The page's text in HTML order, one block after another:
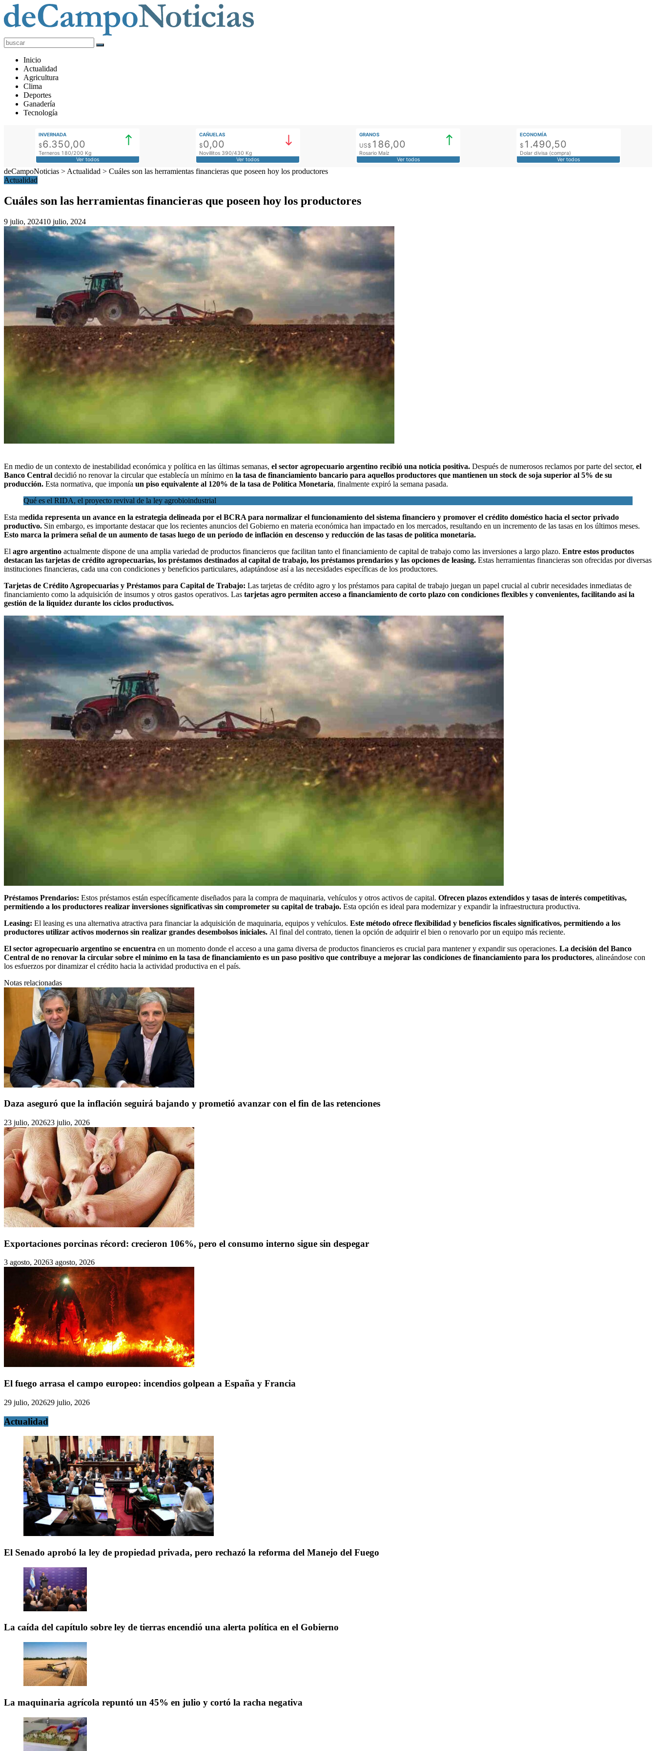
deCampoNoticias
Actualidad
Agropecuaria
Inicio
Actualidad
Agricultura
Clima
Deportes
Ganadería
Tecnología
INVERNADA
$6.350,00
Terneros 180/200 Kg
Ver todos
CAÑUELAS
$0,00
Novillitos 390/430 Kg
Ver todos
GRANOS
US$ 186,00
Rosario Maíz
Ver todos
ECONOMÍA
$ 1.490,50
Dolar divisa (compra)
Ver todos
deCampoNoticias > Actualidad > Cuáles son las herramientas financieras que poseen hoy los productores
Actualidad
Cuáles son las herramientas financieras que poseen hoy los productores
9 julio, 202410 julio, 2024
En medio de un contexto de inestabilidad económica y política en las últimas semanas, el sector agropecuario argentino recibió una noticia positiva. Después de numerosos reclamos por parte del sector, el
Banco Central decidió no renovar la circular que establecía un mínimo en la tasa de financiamiento bancario para aquellos productores que mantienen un stock de soja superior al 5% de su
producción. Esta normativa, que imponía un piso equivalente al 120% de la tasa de Política Monetaria, finalmente expiró la semana pasada.
Qué es el RIDA, el proyecto revival de la ley agrobioindustrial
Esta medida representa un avance en la estrategia delineada por el BCRA para normalizar el funcionamiento del sistema financiero y promover el crédito doméstico hacia el sector privado
productivo. Sin embargo, es importante destacar que los recientes anuncios del Gobierno en materia económica han impactado en los mercados, resultando en un incremento de las tasas en los últimos meses.
Esto marca la primera señal de un aumento de tasas luego de un período de inflación en descenso y reducción de las tasas de política monetaria.
El agro argentino actualmente dispone de una amplia variedad de productos financieros que facilitan tanto el financiamiento de capital de trabajo como las inversiones a largo plazo. Entre estos productos
destacan las tarjetas de crédito agropecuarias, los préstamos destinados al capital de trabajo, los préstamos prendarios y las opciones de leasing. Estas herramientas financieras son ofrecidas por diversas
instituciones financieras, cada una con condiciones y beneficios particulares, adaptándose así a las necesidades específicas de los productores.
Tarjetas de Crédito Agropecuarias y Préstamos para Capital de Trabajo: Las tarjetas de crédito agro y los préstamos para capital de trabajo juegan un papel crucial al cubrir necesidades inmediatas de
financiamiento como la adquisición de insumos y otros gastos operativos. Las tarjetas agro permiten acceso a financiamiento de corto plazo con condiciones flexibles y convenientes, facilitando así la
gestión de la liquidez durante los ciclos productivos.
Préstamos Prendarios: Estos préstamos están específicamente diseñados para la compra de maquinaria, vehículos y otros activos de capital. Ofrecen plazos extendidos y tasas de interés competitivas,
permitiendo a los productores realizar inversiones significativas sin comprometer su capital de trabajo. Esta opción es ideal para modernizar y expandir la infraestructura productiva.
Leasing: El leasing es una alternativa atractiva para financiar la adquisición de maquinaria, equipos y vehículos. Este método ofrece flexibilidad y beneficios fiscales significativos, permitiendo a los
productores utilizar activos modernos sin realizar grandes desembolsos iniciales. Al final del contrato, tienen la opción de adquirir el bien o renovarlo por un equipo más reciente.
El sector agropecuario argentino se encuentra en un momento donde el acceso a una gama diversa de productos financieros es crucial para mantener y expandir sus operaciones. La decisión del Banco
Central de no renovar la circular sobre el mínimo en la tasa de financiamiento es un paso positivo que contribuye a mejorar las condiciones de financiamiento para los productores, alineándose con
los esfuerzos por dinamizar el crédito hacia la actividad productiva en el país.
Notas relacionadas
Daza aseguró que la inflación seguirá bajando y prometió avanzar con el fin de las retenciones
23 julio, 202623 julio, 2026
Exportaciones porcinas récord: crecieron 106%, pero el consumo interno sigue sin despegar
3 agosto, 20263 agosto, 2026
El fuego arrasa el campo europeo: incendios golpean a España y Francia
29 julio, 202629 julio, 2026
Actualidad
El Senado aprobó la ley de propiedad privada, pero rechazó la reforma del Manejo del Fuego
La caída del capítulo sobre ley de tierras encendió una alerta política en el Gobierno
La maquinaria agrícola repuntó un 45% en julio y cortó la racha negativa